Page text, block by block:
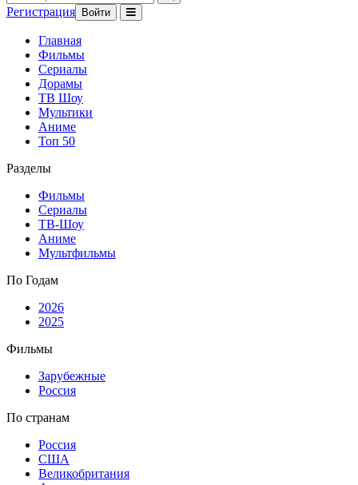
Регистрация Войти
Главная
Фильмы
Сериалы
Дорамы
ТВ Шоу
Мультики
Аниме
Топ 50
Разделы
Фильмы
Сериалы
ТВ-Шоу
Аниме
Мультфильмы
По Годам
2026
2025
Фильмы
Зарубежные
Россия
По странам
Россия
США
Великобритания